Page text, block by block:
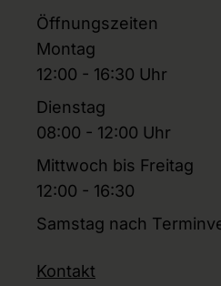
Öffnungszeiten
Montag
12:00 - 16:30 Uhr
Dienstag
08:00 - 12:00 Uhr
Mittwoch bis Freitag
12:00 - 16:30
Samstag nach
Kontakt